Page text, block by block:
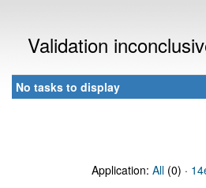
Validation
No tasks to display
Application: All (0) ·